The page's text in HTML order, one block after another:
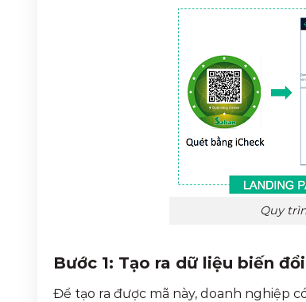
Quy
Bước 1: Tạo ra dữ liệu biến
Để tạo ra được mã này, doanh nghiệp